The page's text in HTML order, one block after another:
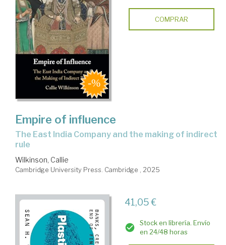
COMPRAR
Empire of influence
the East India Company and the making of indirect
rule
Wilkinson, Callie
Cambridge University Press. Cambridge , 2025
41,05 €
Stock en librería. Envío
en 24/48 horas